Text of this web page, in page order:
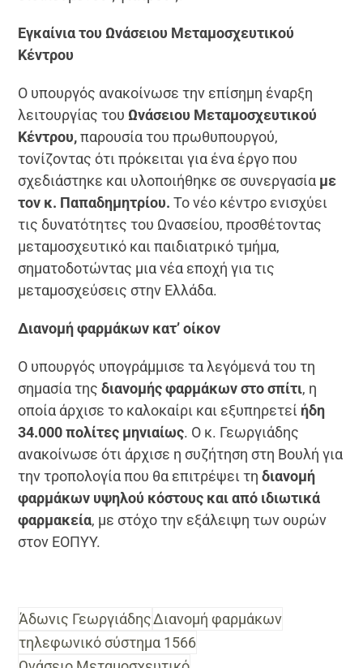
Εγκαίνια του Ωνάσειου Μεταμοσχευτικού
Κέντρου
Ο υπουργός ανακοίνωσε την επίσημη έναρξη
λειτουργίας του Ωνάσειου Μεταμοσχευτικού
Κέντρου,παρουσία του πρωθυπουργού,
τονίζοντας ότι πρόκειται για ένα έργο που
σχεδιάστηκε και υλοποιήθηκε σε συνεργασία με
τον κ. Παπαδημητρίου. Το νέο κέντρο ενισχύει
τις δυνατότητες του Ωνασείου, προσθέτοντας
μεταμοσχευτικό και παιδιατρικό τμήμα,
σηματοδοτώντας μια νέα εποχή για τις
μεταμοσχεύσεις στην Ελλάδα.
Διανομή φαρμάκων κατ’ οίκον
Ο υπουργός υπογράμμισε τα λεγόμενά του τη
σημασία τηςδιανομής φαρμάκων στο σπίτι, η
οποία άρχισε το καλοκαίρι και εξυπηρετεί ήδη
34.000 πολίτες μηνιαίως. Ο κ. Γεωργιάδης
ανακοίνωσε ότι άρχισε η συζήτηση στη Βουλή για
την τροπολογία που θα επιτρέψει τηδιανομή
φαρμάκων υψηλού κόστους και από ιδιωτικά
φαρμακεία, με στόχο την εξάλειψη των ουρών
στον ΕΟΠΥΥ.
Άδωνις ΓεωργιάδηςΔιανομή φαρμάκων
τηλεφωνικό σύστημα 1566